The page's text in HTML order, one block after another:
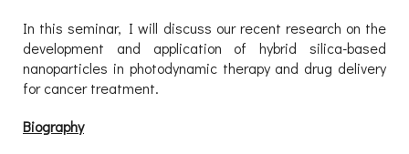
In this seminar, I will discuss our recent research on the
development and application of hybrid silica-based
nanoparticles in photodynamic therapy and drug delivery
for cancer treatment.
Biography